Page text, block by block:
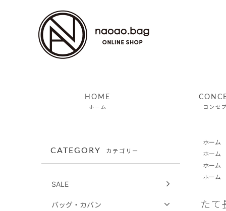
HOME
ホーム コンセ
ホーム
ホーム
ホーム
ホーム
たて
CATEGORY カテゴリー
SALE
バッグ・カバン